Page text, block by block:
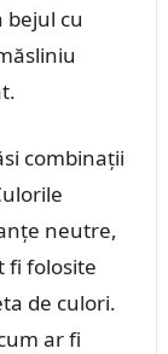
bejul cu
combinații
neutre,
fi folosite
de culori.
ar fi